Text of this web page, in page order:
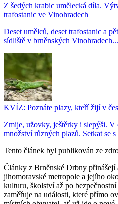
Z šedých krabic umělecká díla.
trafostanic ve Vinohradech
Deset umělců, deset trafostanic a
sídliště v brněnských Vinohradech...
KVÍZ: Poznáte plazy, kteří žijí v
Zmije, užovky, ještěrky i slepýši. V
množství různých plazů. Setkat se
Tento článek byl publikován ze
Články z Brněnské Drbny
jihomoravské metropole a jejího
kulturu, školství až po bezpečnostní
zaměřuje na události, které přímo